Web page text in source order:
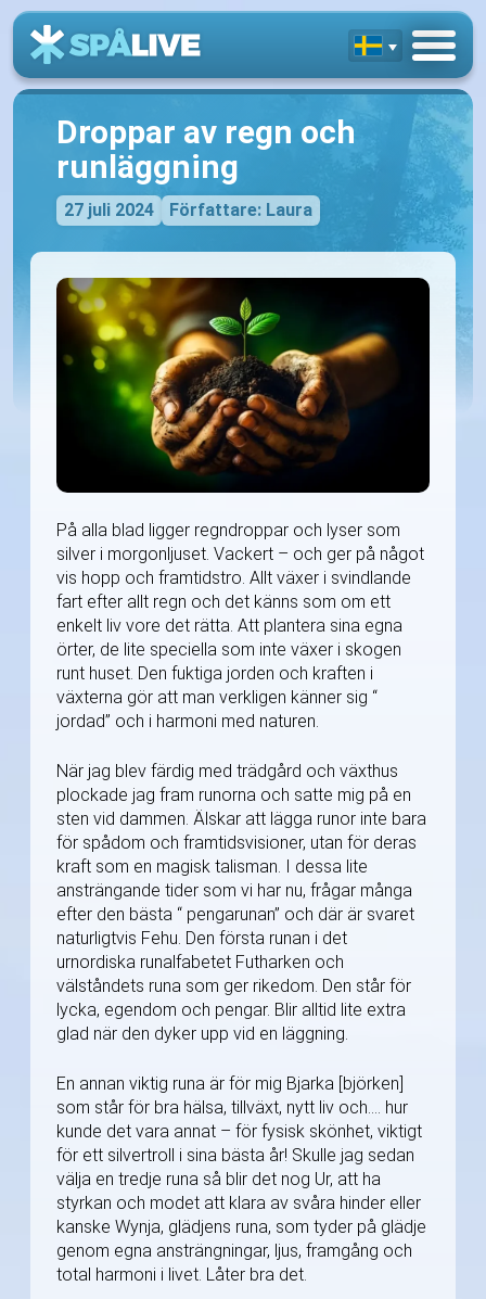
Droppar av regn och
runläggning
27 juli 2024 Författare: Laura
På alla blad ligger regndroppar och lyser som
silver i morgonljuset. Vackert – och ger på något
vis hopp och framtidstro. Allt växer i svindlande
fart efter allt regn och det känns som om ett
enkelt liv vore det rätta. Att plantera sina egna
örter, de lite speciella som inte växer i skogen
runt huset. Den fuktiga jorden och kraften i
växterna gör att man verkligen känner sig “
jordad” och i harmoni med naturen.
När jag blev färdig med trädgård och växthus
plockade jag fram runorna och satte mig på en
sten vid dammen. Älskar att lägga runor inte bara
för spådom och framtidsvisioner, utan för deras
kraft som en magisk talisman. I dessa lite
ansträngande tider som vi har nu, frågar många
efter den bästa “ pengarunan” och där är svaret
naturligtvis Fehu. Den första runan i det
urnordiska runalfabetet Futharken och
välståndets runa som ger rikedom. Den står för
lycka, egendom och pengar. Blir alltid lite extra
glad när den dyker upp vid en läggning.
En annan viktig runa är för mig Bjarka [björken]
som står för bra hälsa, tillväxt, nytt liv och…. hur
kunde det vara annat – för fysisk skönhet, viktigt
för ett silvertroll i sina bästa år! Skulle jag sedan
välja en tredje runa så blir det nog Ur, att ha
styrkan och modet att klara av svåra hinder eller
kanske Wynja, glädjens runa, som tyder på glädje
genom egna ansträngningar, ljus, framgång och
total harmoni i livet. Låter bra det.